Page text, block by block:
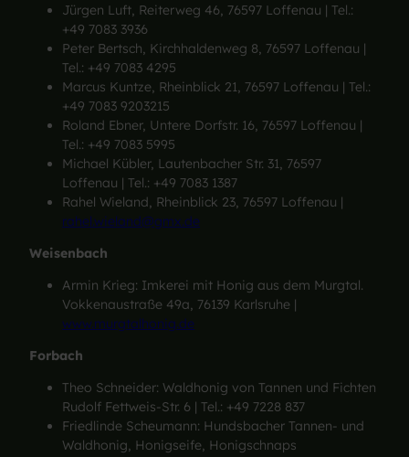
Jürgen Luft, Reiterweg 46, 76597 Loffenau | Tel.:
+49 7083 3936
Peter Bertsch, Kirchhaldenweg 8, 76597 Loffenau |
Tel.: +49 7083 4295
Marcus Kuntze, Rheinblick 21, 76597 Loffenau | Tel.:
+49 7083 9203215
Roland Ebner, Untere Dorfstr. 16, 76597 Loffenau |
Tel.: +49 7083 5995
Michael Kübler, Lautenbacher Str. 31, 76597
Loffenau | Tel.: +49 7083 1387
Rahel Wieland, Rheinblick 23, 76597 Loffenau |
rahel.wieland@gmx.de
Weisenbach
Armin Krieg: Imkerei mit Honig aus dem Murgtal.
Vokkenaustraße 49a, 76139 Karlsruhe |
www.murgtalhonig.de
Forbach
Theo Schneider: Waldhonig von Tannen und Fichten
Rudolf Fettweis-Str. 6 | Tel.: +49 7228 837
Friedlinde Scheumann: Hundsbacher Tannen- und
Waldhonig, Honigseife, Honigschnaps